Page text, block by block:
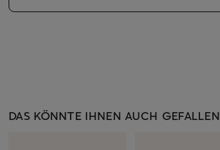
DAS KÖNNTE IHNEN AUCH GEFALLEN